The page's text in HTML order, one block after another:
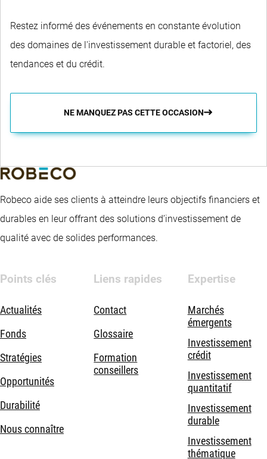
Restez informé des événements en constante évolution
des domaines de l'investissement durable et factoriel, des
tendances et du crédit.
NE MANQUEZ PAS CETTE OCCASION
Robeco aide ses clients à atteindre leurs objectifs financiers et
durables en leur offrant des solutions d’investissement de
qualité avec de solides performances.
Points clés
Actualités
Fonds
Stratégies
Opportunités
Durabilité
Nous connaître
Liens rapides
Contact
Glossaire
Formation
conseillers
Expertise
Marchés
émergents
Investissement
crédit
Investissement
quantitatif
Investissement
durable
Investissement
thématique